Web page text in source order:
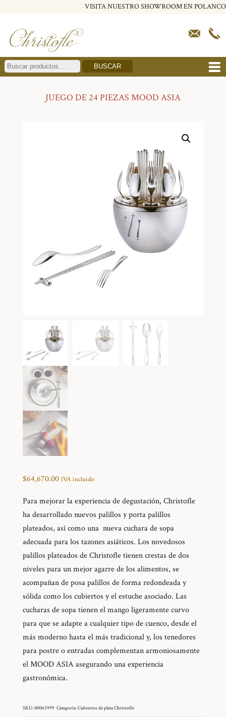
VISITA NUESTRO SHOWROOM EN POLANCO
BUSCAR
JUEGO DE 24 PIEZAS MOOD ASIA
$64,670.00 IVA incluido
Para mejorar la experiencia de degustación, Christofle
ha desarrollado nuevos palillos y porta palillos
plateados, así como una nueva cuchara de sopa
adecuada para los tazones asiáticos. Los novedosos
palillos plateados de Christofle tienen crestas de dos
niveles para un mejor agarre de los alimentos, se
acompañan de posa palillos de forma redondeada y
sólida como los cubiertos y el estuche asociado. Las
cucharas de sopa tienen el mango ligeramente curvo
para que se adapte a cualquier tipo de cuenco, desde el
más moderno hasta el más tradicional y, los tenedores
para postre o entradas complementan armoniosamente
el MOOD ASIA asegurando una experiencia
gastronómica.
SKU:00065999 Categoría:Cubiertos de plata Christofle